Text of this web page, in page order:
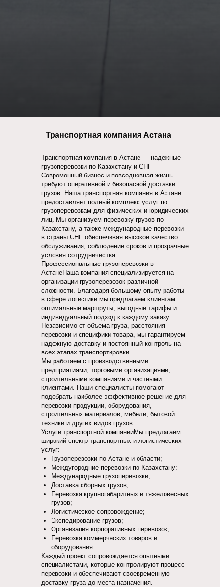
Транспортная компания Астана
Транспортная компания в Астане — надежные
грузоперевозки по Казахстану и СНГ
Современный бизнес и повседневная жизнь
требуют оперативной и безопасной доставки
грузов. Наша транспортная компания в Астане
предоставляет полный комплекс услуг по
грузоперевозкам для физических и юридических
лиц. Мы организуем перевозку грузов по
Казахстану, а также международные перевозки
в страны СНГ, обеспечивая высокое качество
обслуживания, соблюдение сроков и прозрачные
условия сотрудничества.
Профессиональные грузоперевозки в
АстанеНаша компания специализируется на
организации грузоперевозок различной
сложности. Благодаря большому опыту работы
в сфере логистики мы предлагаем клиентам
оптимальные маршруты, выгодные тарифы и
индивидуальный подход к каждому заказу.
Независимо от объема груза, расстояния
перевозки и специфики товара, мы гарантируем
надежную доставку и постоянный контроль на
всех этапах транспортировки.
Мы работаем с производственными
предприятиями, торговыми организациями,
строительными компаниями и частными
клиентами. Наши специалисты помогают
подобрать наиболее эффективное решение для
перевозки продукции, оборудования,
строительных материалов, мебели, бытовой
техники и других видов грузов.
Услуги транспортной компанииМы предлагаем
широкий спектр транспортных и логистических
услуг:
Грузоперевозки по Астане и области;
Междугородние перевозки по Казахстану;
Международные грузоперевозки;
Доставка сборных грузов;
Перевозка крупногабаритных и тяжеловесных
грузов;
Логистическое сопровождение;
Экспедирование грузов;
Организация корпоративных перевозок;
Перевозка коммерческих товаров и
оборудования.
Каждый проект сопровождается опытными
специалистами, которые контролируют процесс
перевозки и обеспечивают своевременную
доставку груза до места назначения.